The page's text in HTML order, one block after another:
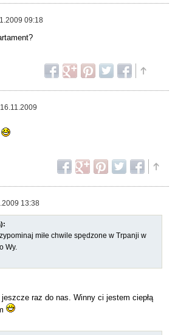
09:18
13:38
miłe chwile spędzone w Trpanji w
Wy.
raz do nas. Winny ci jestem ciepłą